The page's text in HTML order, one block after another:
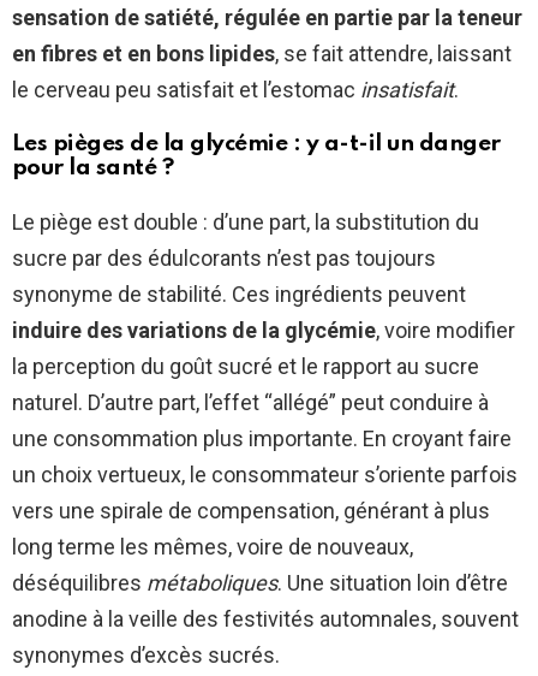
sensation de satiété, régulée en partie par la teneur
en fibres et en bons lipides, se fait attendre, laissant
le cerveau peu satisfait et l’estomac insatisfait.
Les pièges de la glycémie : y a-t-il un danger
pour la santé ?
Le piège est double : d’une part, la substitution du
sucre par des édulcorants n’est pas toujours
synonyme de stabilité. Ces ingrédients peuvent
induire des variations de la glycémie, voire modifier
la perception du goût sucré et le rapport au sucre
naturel. D’autre part, l’effet “allégé” peut conduire à
une consommation plus importante. En croyant faire
un choix vertueux, le consommateur s’oriente parfois
vers une spirale de compensation, générant à plus
long terme les mêmes, voire de nouveaux,
déséquilibres métaboliques. Une situation loin d’être
anodine à la veille des festivités automnales, souvent
synonymes d’excès sucrés.